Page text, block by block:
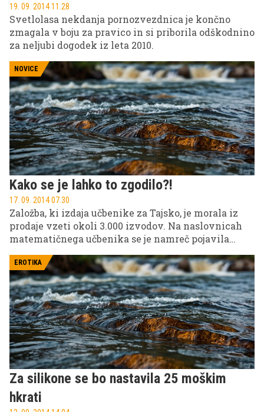
19. 09. 2014 11.28
Svetlolasa nekdanja pornozvezdnica je končno
zmagala v boju za pravico in si priborila odškodnino
za neljubi dogodek iz leta 2010.
NOVICE
Kako se je lahko to zgodilo?!
17. 09. 2014 07.30
Založba, ki izdaja učbenike za Tajsko, je morala iz
prodaje vzeti okoli 3.000 izvodov. Na naslovnicah
matematičnega učbenika se je namreč pojavila
EROTIKA
Za silikone se bo nastavila 25 moškim
hkrati